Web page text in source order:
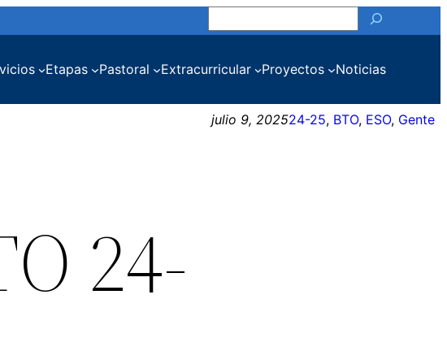
Etapas Pastoral Extracurricular Proyectos Noticias
julio 9, 202524-25, BTO, ESO, Gente
24-